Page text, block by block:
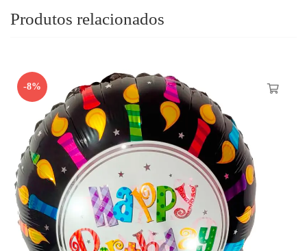
Produtos relacionados
-8%